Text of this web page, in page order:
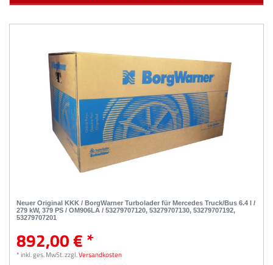
Neuer Original KKK / BorgWarner Turbolader für Mercedes Truck/Bus 6.4 l /
279 kW, 379 PS / OM906LA / 53279707120, 53279707130, 53279707192,
53279707201
892,00 € *
*inkl. ges. MwSt.zzgl.Versandkosten